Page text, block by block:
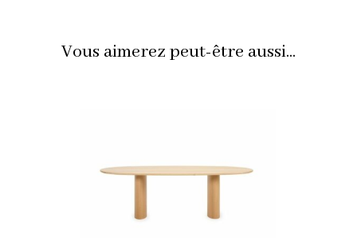
Vous aimerez peut-être aussi...